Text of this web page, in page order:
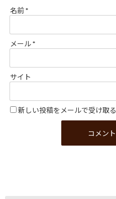
名前*
メール*
サイト
新しい投稿をメールで受け取る